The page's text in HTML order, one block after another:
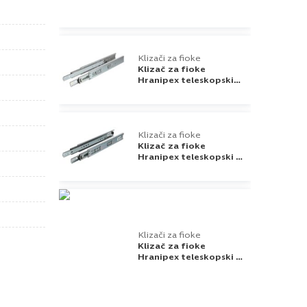
Klizači za fioke
Klizač za fioke
Hranipex teleskopski
Klizači za fioke
Klizač za fioke
Hranipex teleskopski L-
Klizači za fioke
Klizač za fioke
Hranipex teleskopski L-